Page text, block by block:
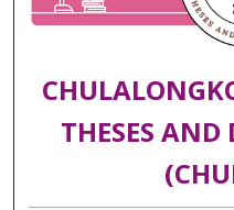
THESES AND